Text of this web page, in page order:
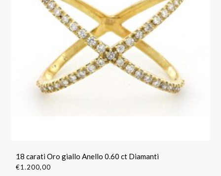
18 carati Oro giallo Anello 0.60 ct Diamanti
€1.200,00